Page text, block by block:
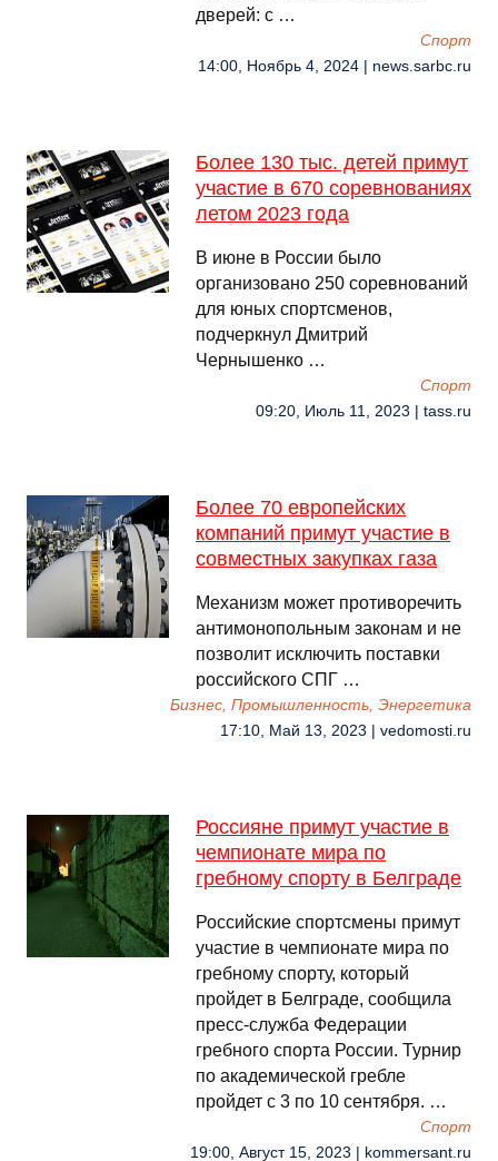
дверей: с …
Спорт
14:00, Ноябрь 4, 2024 | news.sarbc.ru
Более 130 тыс. детей примут
участие в 670 соревнованиях
летом 2023 года
В июне в России было
организовано 250 соревнований
для юных спортсменов,
подчеркнул Дмитрий
Чернышенко …
Спорт
09:20, Июль 11, 2023 | tass.ru
Более 70 европейских
компаний примут участие в
совместных закупках газа
Механизм может противоречить
антимонопольным законам и не
позволит исключить поставки
российского СПГ …
Бизнес, Промышленность, Энергетика
17:10, Май 13, 2023 | vedomosti.ru
Россияне примут участие в
чемпионате мира по
гребному спорту в Белграде
Российские спортсмены примут
участие в чемпионате мира по
гребному спорту, который
пройдет в Белграде, сообщила
пресс-служба Федерации
гребного спорта России. Турнир
по академической гребле
пройдет с 3 по 10 сентября. …
Спорт
19:00, Август 15, 2023 | kommersant.ru